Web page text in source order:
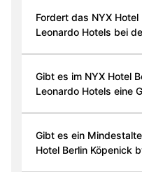
Fordert das NYX
Leonardo Hotels bei
Gibt es im NYX Hotel
Leonardo Hotels eine
Gibt es ein
Hotel Berlin Köpenick